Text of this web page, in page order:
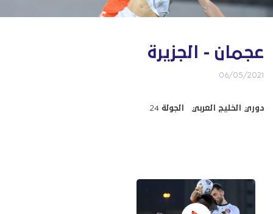
عجمان - الجزيرة
06/05/2021
دوري الخليج العربي الجولة 24